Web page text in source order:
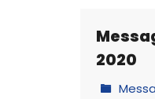
2020